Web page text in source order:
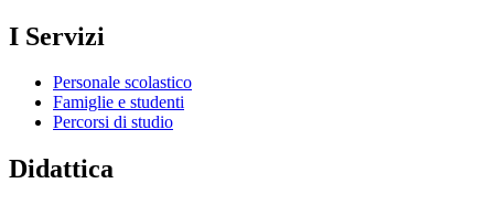
I Servizi
Personale scolastico
Famiglie e studenti
Percorsi di studio
Didattica